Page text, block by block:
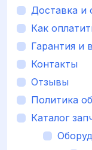
Доставка и
Как
Гарантия и
Контакты
Отзывы
Политика
Каталог